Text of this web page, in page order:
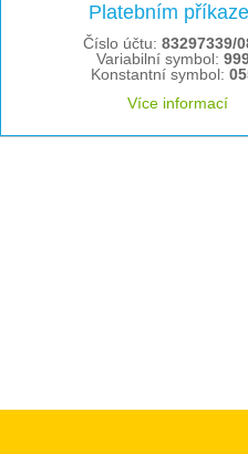
Platebním
Číslo účtu: 83297339/
Variabilní symbol:
Konstantní symbol:
Více informací